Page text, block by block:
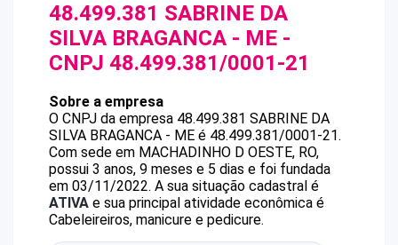
48.499.381 SABRINE DA
SILVA BRAGANCA - ME -
CNPJ 48.499.381/0001-21
Sobre a empresa
O CNPJ da empresa 48.499.381 SABRINE DA
SILVA BRAGANCA - ME é 48.499.381/0001-21.
Com sede em MACHADINHO D OESTE, RO,
possui 3 anos, 9 meses e 5 dias e foi fundada
em 03/11/2022. A sua situação cadastral é
ATIVA e sua principal atividade econômica é
Cabeleireiros, manicure e pedicure.